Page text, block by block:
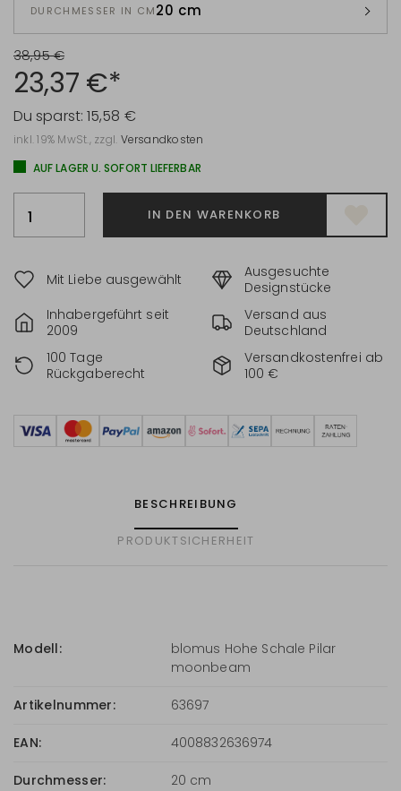
DURCHMESSER IN CM20 cm
38,95 €
23,37 €*
Du sparst:15,58 €
inkl. 19% MwSt., zzgl. Versandkosten
AUF LAGER U. SOFORT LIEFERBAR
IN DEN WARENKORB
Mit Liebe ausgewählt
Ausgesuchte
Designstücke
Inhabergeführt seit
2009
Versand aus
Deutschland
100 Tage
Rückgaberecht
Versandkostenfrei ab
100 €
BESCHREIBUNG
PRODUKTSICHERHEIT
Modell:
blomus Hohe Schale Pilar
moonbeam
Artikelnummer: 63697
EAN: 4008832636974
Durchmesser: 20 cm